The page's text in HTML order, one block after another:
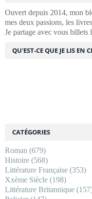
Ouvert depuis 2014, mon
mes deux passions, les
Je partage avec vous billets
CATÉGORIES
Roman (679)
Histoire (568)
Littérature Française (353)
Xxème Siècle (198)
Littérature Britannique
QU'EST-CE QUE JE LIS EN